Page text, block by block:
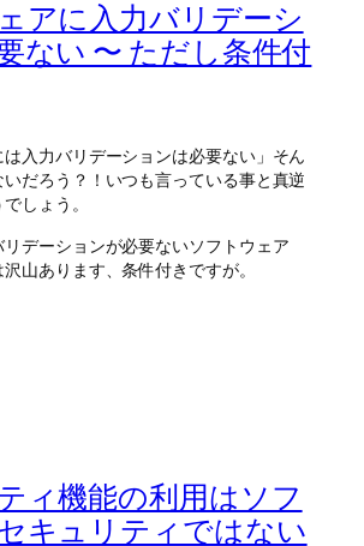
アに入力バリデーシ
ない 〜 ただし条件付
は入力バリデーションは必要ない」そん
だろう？！いつも言っている事と真逆
しょう。
リデーションが必要ないソフトウェア
沢山あります、条件付きですが。
ィ機能の利用はソフ
キュリティではない